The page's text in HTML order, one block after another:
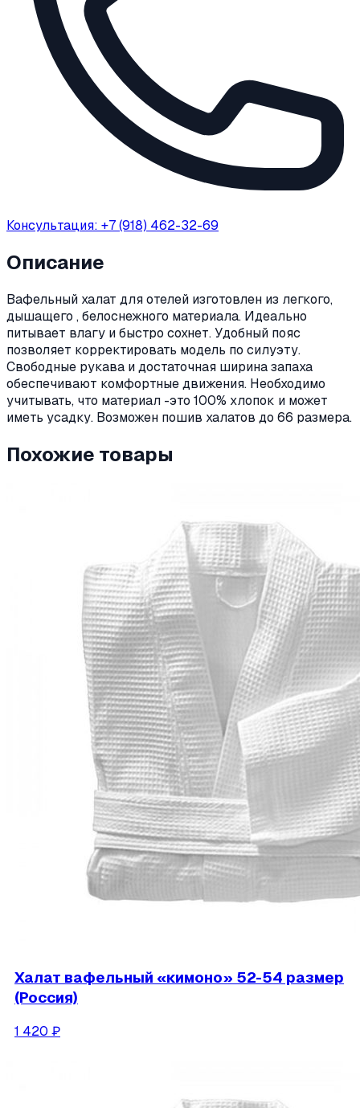
Консультация: +7 (918) 462-32-69
Описание
Вафельный халат для отелей изготовлен из легкого,
дышащего , белоснежного материала. Идеально
питывает влагу и быстро сохнет. Удобный пояс
позволяет корректировать модель по силуэту.
Свободные рукава и достаточная ширина запаха
обеспечивают комфортные движения. Необходимо
учитывать, что материал -это 100% хлопок и может
иметь усадку. Возможен пошив халатов до 66 размера.
Похожие товары
Халат вафельный «кимоно» 52-54 размер
(Россия)
1 420 ₽